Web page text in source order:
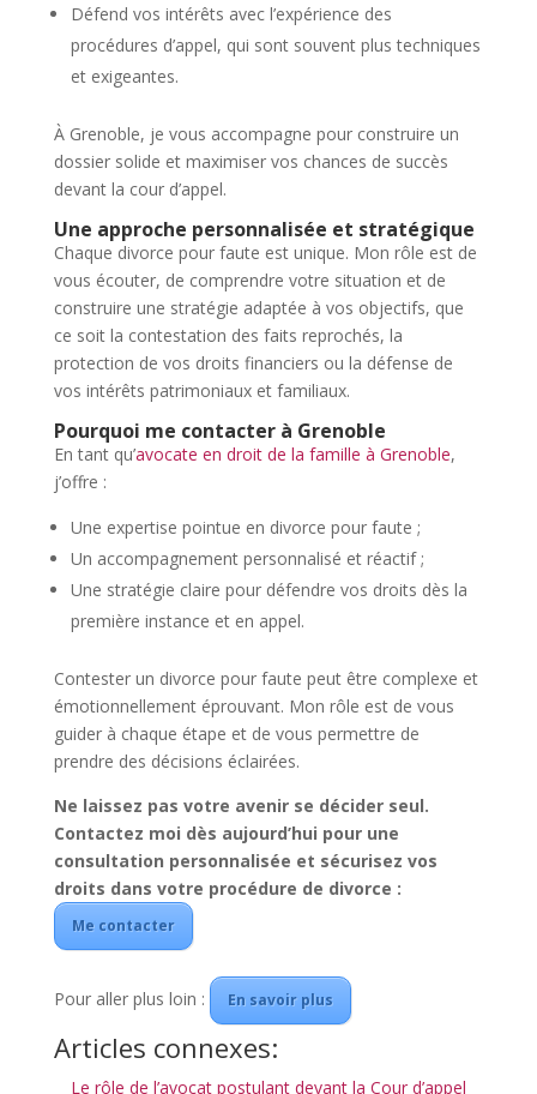
Défend vos intérêts avec l’expérience des
procédures d’appel, qui sont souvent plus techniques
et exigeantes.
À Grenoble, je vous accompagne pour construire un
dossier solide et maximiser vos chances de succès
devant la cour d’appel.
Une approche personnalisée et stratégique
Chaque divorce pour faute est unique. Mon rôle est de
vous écouter, de comprendre votre situation et de
construire une stratégie adaptée à vos objectifs, que
ce soit la contestation des faits reprochés, la
protection de vos droits financiers ou la défense de
vos intérêts patrimoniaux et familiaux.
Pourquoi me contacter à Grenoble
En tant qu’avocate en droit de la famille à Grenoble,
j’offre :
Une expertise pointue en divorce pour faute ;
Un accompagnement personnalisé et réactif ;
Une stratégie claire pour défendre vos droits dès la
première instance et en appel.
Contester un divorce pour faute peut être complexe et
émotionnellement éprouvant. Mon rôle est de vous
guider à chaque étape et de vous permettre de
prendre des décisions éclairées.
Ne laissez pas votre avenir se décider seul.
Contactez moi dès aujourd’hui pour une
consultation personnalisée et sécurisez vos
droits dans votre procédure de divorce :
Me contacter
Pour aller plus loin : En savoir plus
Articles connexes:
Le rôle de l’avocat postulant devant la Cour d’appel